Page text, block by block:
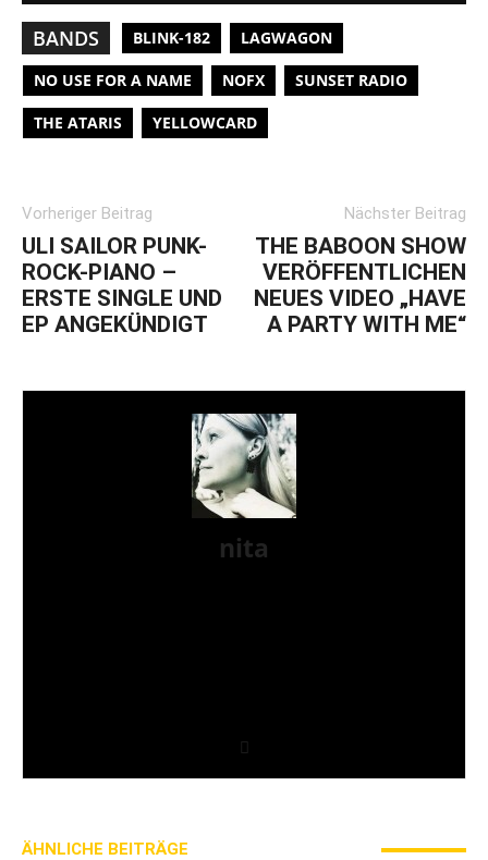
BANDS BLINK-182 LAGWAGON
NO USE FOR A NAME NOFX SUNSET RADIO
THE ATARIS YELLOWCARD
Vorheriger Beitrag
ULI SAILOR PUNK-
ROCK-PIANO –
ERSTE SINGLE UND
EP ANGEKÜNDIGT
Nächster Beitrag
THE BABOON SHOW
VERÖFFENTLICHEN
NEUES VIDEO „HAVE
A PARTY WITH ME“
nita
ÄHNLICHE BEITRÄGE